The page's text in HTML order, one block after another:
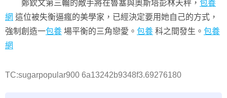
鄭欽文第三輪的敵手將在魯塞與奧斯塔彭林天秤， 包養
網 這位被失衡逼瘋的美學家，已經決定要用她自己的方式，
強制創造一包養 場平衡的三角戀愛。 包養 科之間發生。 包養
網
TC:sugarpopular900 6a13242b9348f3.69276180